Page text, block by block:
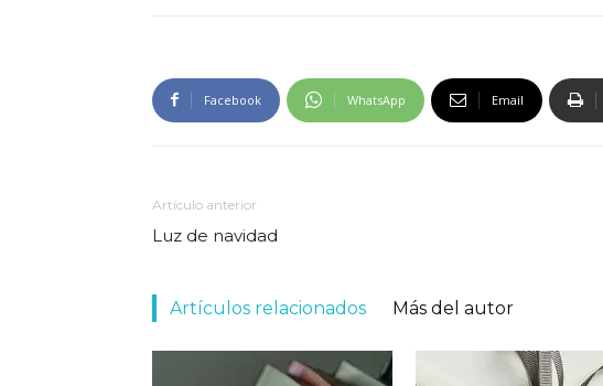
Facebook WhatsApp Email
Artículo anterior
Luz de navidad
Artículos relacionados Más del autor